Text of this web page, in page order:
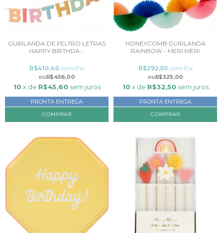
GUIRLANDA DE FELTRO LETRAS
HAPPY BIRTHDA...
R$456,00
R$410,40 com Pix
10 x de R$45,60 sem juros
PRONTA ENTREGA
HONEYCOMB GUIRLANDA
RAINBOW - MERI MERI
R$325,00
R$292,50 com Pix
10 x de R$32,50 sem juros
PRONTA ENTREGA